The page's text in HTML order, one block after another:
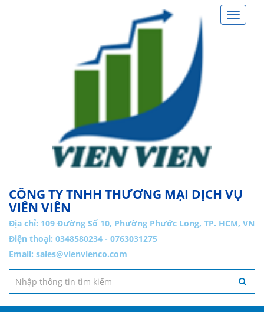
Toggle
CÔNG TY TNHH THƯƠNG MẠI DỊCH VỤ
VIÊN VIÊN
Địa chỉ: 109 Đường Số 10, Phường Phước Long, TP. HCM, VN
Điện thoại: 0348580234 - 0763031275
Email: sales@vienvienco.com